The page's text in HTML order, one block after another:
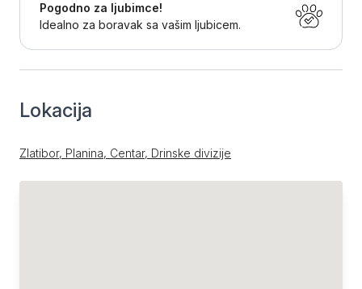
Pogodno za ljubimce!
Idealno za boravak sa vašim ljubicem.
Lokacija
Zlatibor, Planina, Centar, Drinske divizije